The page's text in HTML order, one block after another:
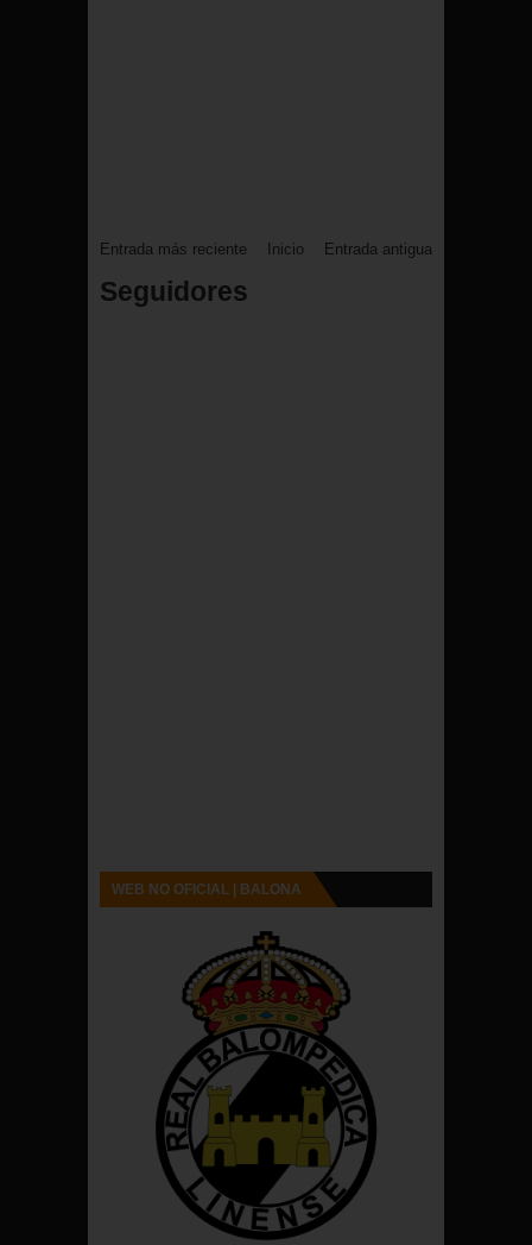
Entrada más reciente Entrada antigua
Inicio
Seguidores
WEB NO OFICIAL | BALONA